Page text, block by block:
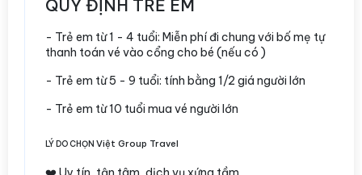
QUY ĐỊNH TRẺ EM
- Trẻ em từ 1 - 4 tuổi: Miễn phí đi chung với bố mẹ tự
thanh toán vé vào cổng cho bé (nếu có )
- Trẻ em từ 5 - 9 tuổi: tính bằng 1/2 giá người lớn
- Trẻ em từ 10 tuổi mua vé người lớn
LÝ DO CHỌN Việt Group Travel